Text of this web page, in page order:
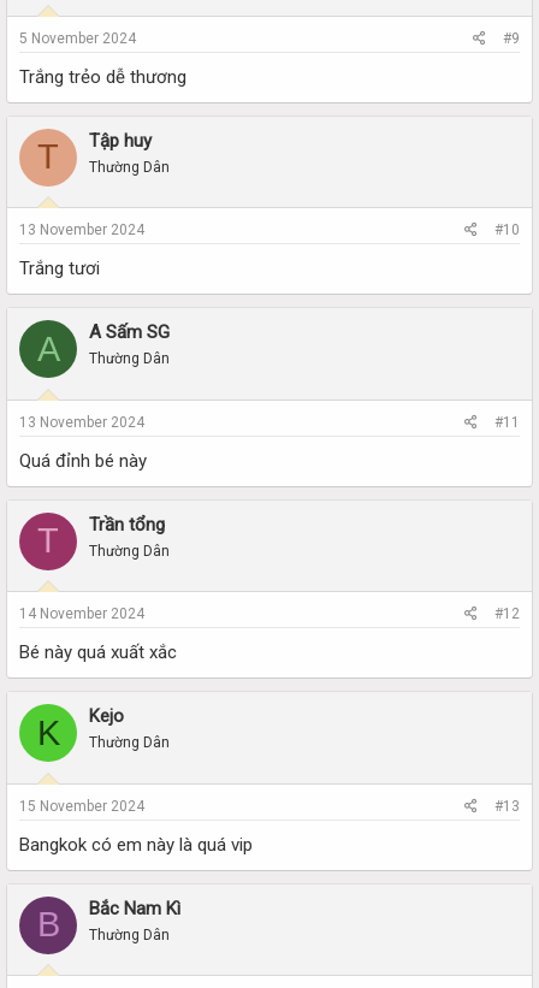
5 November 2024 #9
Trắng trẻo dễ thương
T Tập huy
Thường Dân
13 November 2024 #10
Trắng tươi
A A Sấm SG
Thường Dân
13 November 2024 #11
Quá đỉnh bé này
T Trần tổng
Thường Dân
14 November 2024 #12
Bé này quá xuất xắc
K Kejo
Thường Dân
15 November 2024 #13
Bangkok có em này là quá vip
B Bắc Nam Kì
Thường Dân